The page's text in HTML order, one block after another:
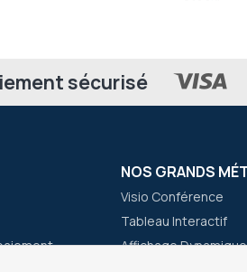
sécurisé
NOS GRANDS
Visio Conférence
Tableau Interactif
Affichage Dynamique